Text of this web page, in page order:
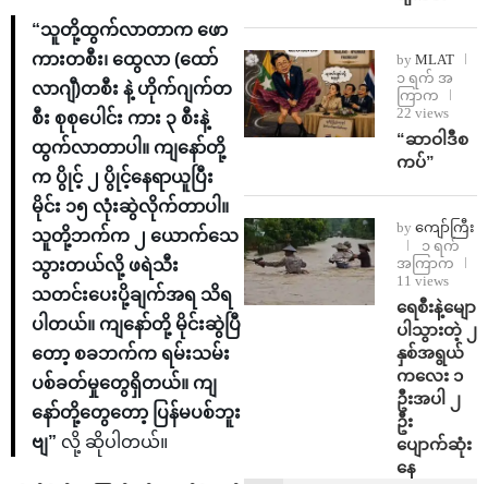
“သူတို့ထွက်လာတာက ဖော
ကားတစီး၊ ထွေလာ (ထော်
လာဂျီ)တစီး နဲ့ ဟိုက်ဂျက်တ
စီး စုစုပေါင်း ကား ၃ စီးနဲ့
ထွက်လာတာပါ။ ကျနော်တို့
က ပွိုင့် ၂ ပွိုင့်နေရာယူပြီး
မိုင်း ၁၅ လုံးဆွဲလိုက်တာပါ။
သူတို့ဘက်က ၂ ယောက်သေ
သွားတယ်လို့ ဖရဲသီး
သတင်းပေးပို့ချက်အရ သိရ
ပါတယ်။ ကျနော်တို့ မိုင်းဆွဲပြီ
တော့ စခဘက်က ရမ်းသမ်း
ပစ်ခတ်မှုတွေရှိတယ်။ ကျ
နော်တို့တွေတော့ ပြန်မပစ်ဘူး
ဗျ” လို့ ဆိုပါတယ်။
by MLAT
၁ ရက် အ
ကြာက
22 views
“ဆာဝါဒီစ
ကပ်”
by ကျော်ကြီး
၁ ရက်
အကြာက
11 views
ရေစီးနဲ့မျော
ပါသွားတဲ့ ၂
နှစ်အရွယ်
ကလေး ၁
ဦးအပါ ၂
ဦး
ပျောက်ဆုံး
နေ